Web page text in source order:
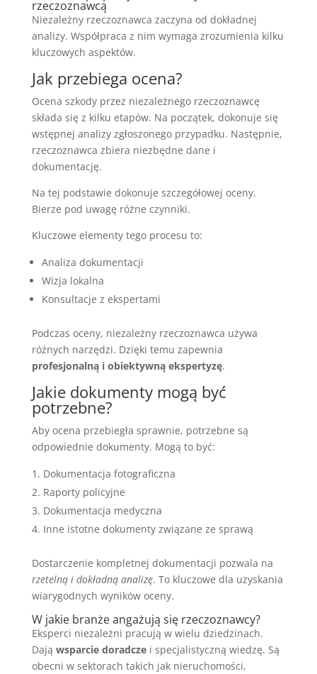
rzeczoznawcą
Niezależny rzeczoznawca zaczyna od dokładnej
analizy. Współpraca z nim wymaga zrozumienia kilku
kluczowych aspektów.
Jak przebiega ocena?
Ocena szkody przez niezależnego rzeczoznawcę
składa się z kilku etapów. Na początek, dokonuje się
wstępnej analizy zgłoszonego przypadku. Następnie,
rzeczoznawca zbiera niezbędne dane i
dokumentację.
Na tej podstawie dokonuje szczegółowej oceny.
Bierze pod uwagę różne czynniki.
Kluczowe elementy tego procesu to:
Analiza dokumentacji
Wizja lokalna
Konsultacje z ekspertami
Podczas oceny, niezależny rzeczoznawca używa
różnych narzędzi. Dzięki temu zapewnia
profesjonalną i obiektywną ekspertyzę.
Jakie dokumenty mogą być
potrzebne?
Aby ocena przebiegła sprawnie, potrzebne są
odpowiednie dokumenty. Mogą to być:
Dokumentacja fotograficzna
Raporty policyjne
Dokumentacja medyczna
Inne istotne dokumenty związane ze sprawą
Dostarczenie kompletnej dokumentacji pozwala na
rzetelną i dokładną analizę. To kluczowe dla uzyskania
wiarygodnych wyników oceny.
W jakie branże angażują się rzeczoznawcy?
Eksperci niezależni pracują w wielu dziedzinach.
Dają wsparcie doradczei specjalistyczną wiedzę. Są
obecni w sektorach takich jak nieruchomości,